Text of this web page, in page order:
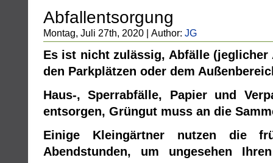
Abfallentsorgung
Montag, Juli 27th, 2020 | Author: JG
Es ist nicht zulässig, Abfälle
den Parkplätzen oder dem
Haus-, Sperrabfälle, Papier und
entsorgen, Grüngut muss an die
Einige Kleingärtner nutzen die
Abendstunden, um ungesehen